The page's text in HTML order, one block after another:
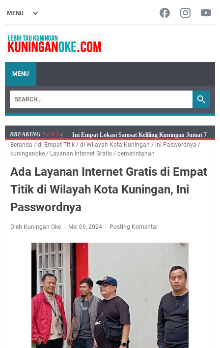
MENU
BREAKING NEWS :
Jumat 7 Agustus 2026 Mobil SIM Keliling Ada di
Kecamatan Sindangagung
Dicabut Dari Hidupmu, Kamu Akan Tetap Berjalan
Kelaparan Meskipun Memiliki Sekarung Penuh Uang
Salat Lima Waktu itu Bukan Cuma Kewajiban, Tapi
juga Tempat Beristirahat yang Paling Menenangkan, Ini
Sangat Seru
Warga Mulai Kesulitan Air Bersih Akibat Kekeringan,
Polres Kuningan dan PAM Tirta Kamuning Salurakan
12 Ribu Liter
Uniku Jadi Tuan Rumah Pendampingan Penyusunan
Dokumen SPMI
Sudahkah Kita Merdeka Dari Hawa Nafsu?
Info Sembako di Pasar Kepuh Kuningan Kamis 6
Agustus 2026, Daging Naik, Telur Turun
Beranda / di Empat Titik / di Wilayah Kota Kuningan / Ini Paswordnya /
kuninganoke / Layanan Internet Gratis / pemerintahan
Ada Layanan Internet Gratis di Empat
Titik di Wilayah Kota Kuningan, Ini
Passwordnya
Oleh Kuningan Oke Mei 09, 2024 Posting Komentar